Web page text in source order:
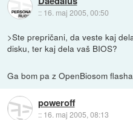
:: 16. maj 2005, 00:50
>Ste prepričani, da veste kaj
disku, ter kaj dela vaš BIOS?
Ga bom pa z OpenBiosom
poweroff
:: 16. maj 2005, 08:13